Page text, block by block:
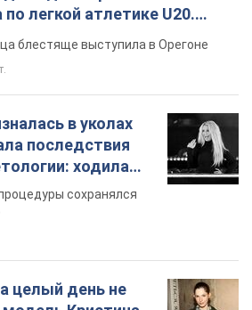
сохранялся
Кристина
о страшной
карьеры